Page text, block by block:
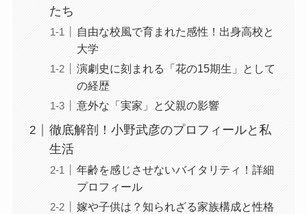
たち
自由な校風で育まれた感性！出身高校と
大学
演劇史に刻まれる「花の15期生」として
の経歴
意外な「実家」と父親の影響
徹底解剖！小野武彦のプロフィールと私
生活
年齢を感じさせないバイタリティ！詳細
プロフィール
嫁や子供は？知られざる家族構成と性格